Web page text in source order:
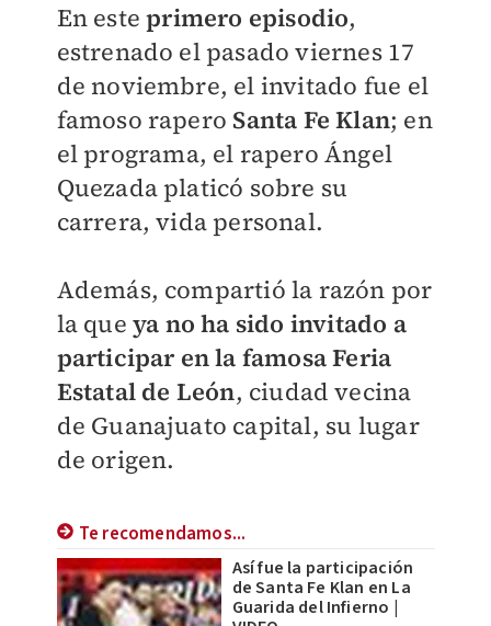
En esteprimero episodio,
estrenado el pasado viernes 17
de noviembre, el invitado fue el
famoso rapero Santa Fe Klan; en
el programa, el rapero Ángel
Quezada platicó sobre su
carrera, vida personal.
Además, compartió la razón por
la que ya no ha sido invitado a
participar en la famosa Feria
Estatal de León, ciudad vecina
de Guanajuato capital, su lugar
de origen.
Te recomendamos...
Así fue la participación
de Santa Fe Klan en La
Guarida del Infierno |